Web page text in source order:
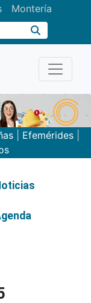
Montería
| Efemérides|